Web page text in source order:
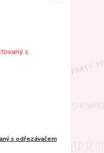
s odřezávačem